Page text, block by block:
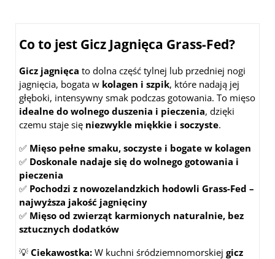
Co to jest Gicz Jagnięca Grass-Fed?
Gicz jagnięca to dolna część tylnej lub przedniej nogi
jagnięcia, bogata w kolagen i szpik, które nadają jej
głęboki, intensywny smak podczas gotowania. To mięso
idealne do wolnego duszenia i pieczenia, dzięki
czemu staje się niezwykle miękkie i soczyste.
✅ Mięso pełne smaku, soczyste i bogate w kolagen
✅ Doskonale nadaje się do wolnego gotowania i
pieczenia
✅ Pochodzi z nowozelandzkich hodowli Grass-Fed –
najwyższa jakość jagnięciny
✅ Mięso od zwierząt karmionych naturalnie, bez
sztucznych dodatków
💡 Ciekawostka: W kuchni śródziemnomorskiej gicz